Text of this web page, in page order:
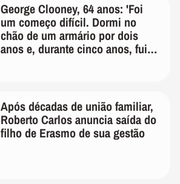
George Clooney, 64 anos: 'Foi
um começo difícil. Dormi no
chão de um armário por dois
anos e, durante cinco anos, fui
Após décadas de união familiar,
Roberto Carlos anuncia saída do
filho de Erasmo de sua gestão